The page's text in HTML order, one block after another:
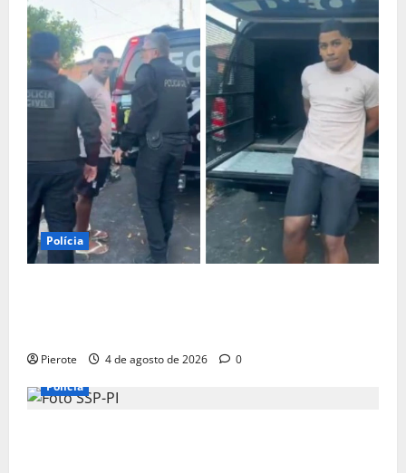
Polícia
Pierote 4 de agosto de 2026
0
Polícia